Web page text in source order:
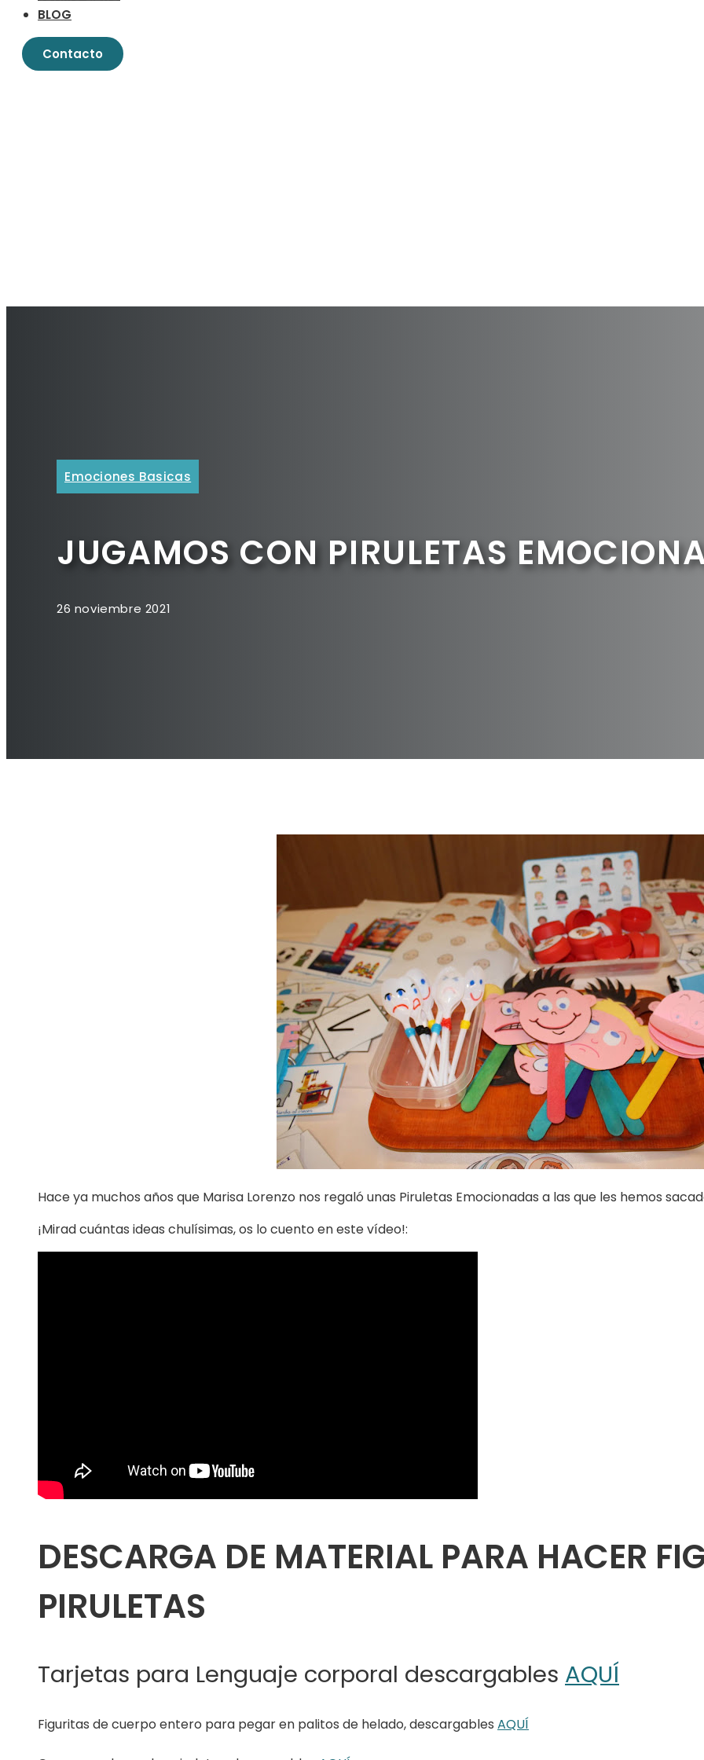
BLOG
Contacto
Emociones Basicas
JUGAMOS CON PIRULETAS
26 noviembre 2021
Hace ya muchos años que Marisa Lorenzo nos regaló unas Piruletas Emocionadas a las que les hemos
¡Mirad cuántas ideas chulísimas, os lo cuento en este vídeo!:
DESCARGA DE MATERIAL PARA HACER
PIRULETAS
Tarjetas para Lenguaje corporal descargables AQUÍ
Figuritas de cuerpo entero para pegar en palitos de helado, descargables AQUÍ